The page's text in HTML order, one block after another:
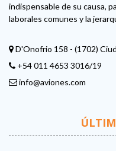
indispensable de su causa,
laborales comunes y la
D'Onofrio 158 - (1702)
+54 011 4653 3016/19
info@aviones.com